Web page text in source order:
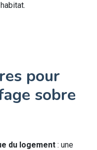
pour
sobre
du logement : une